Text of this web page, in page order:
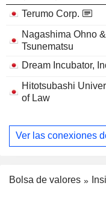
Terumo Corp.
Nagashima Ohno &
Tsunematsu
Dream Incubator,
Hitotsubashi
of Law
Ver las conexiones
Bolsa de valores